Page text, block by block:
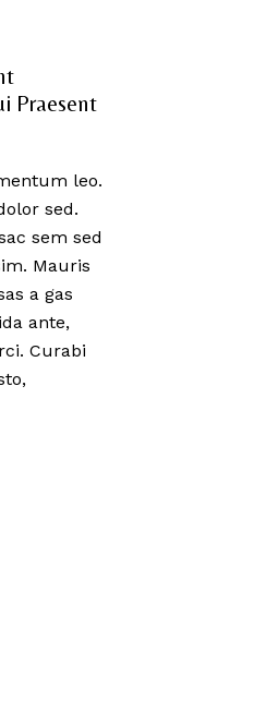
Praesent
leo.
sed.
sem sed
Mauris
a gas
ante,
Curabi